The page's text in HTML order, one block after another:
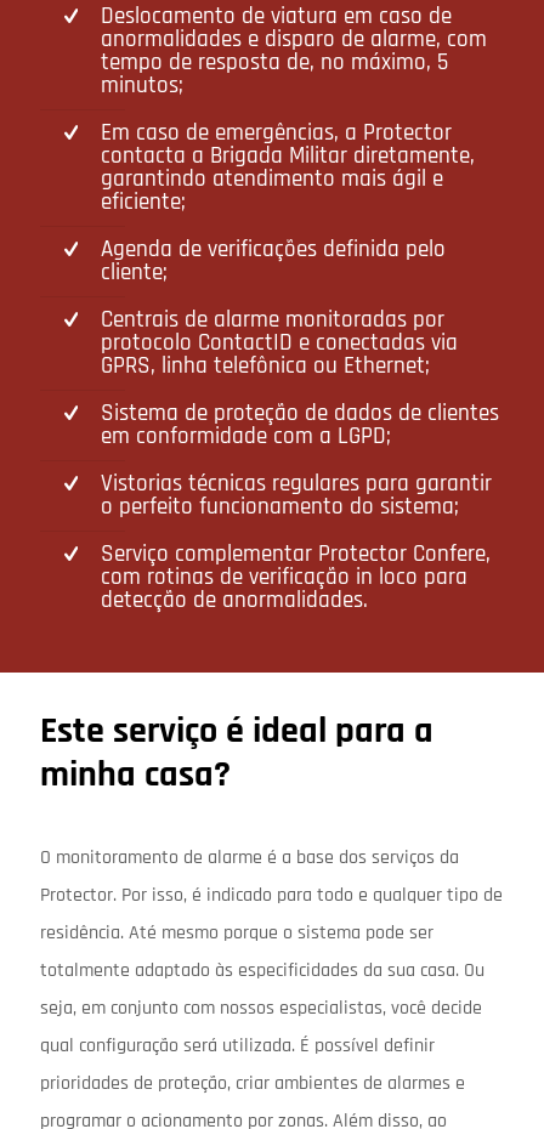
Deslocamento de viatura em caso de
anormalidades e disparo de alarme, com
tempo de resposta de, no máximo, 5
minutos;
Em caso de emergências, a Protector
contacta a Brigada Militar diretamente,
garantindo atendimento mais ágil e
eficiente;
Agenda de verificações definida pelo
cliente;
Centrais de alarme monitoradas por
protocolo ContactID e conectadas via
GPRS, linha telefônica ou Ethernet;
Sistema de proteção de dados de clientes
em conformidade com a LGPD;
Vistorias técnicas regulares para garantir
o perfeito funcionamento do sistema;
Serviço complementar Protector Confere,
com rotinas de verificação in loco para
detecção de anormalidades.
Este serviço é ideal para a
minha casa?
O monitoramento de alarme é a base dos serviços da
Protector. Por isso, é indicado para todo e qualquer tipo de
residência. Até mesmo porque o sistema pode ser
totalmente adaptado às especificidades da sua casa. Ou
seja, em conjunto com nossos especialistas, você decide
qual configuração será utilizada. É possível definir
prioridades de proteção, criar ambientes de alarmes e
programar o acionamento por zonas. Além disso, ao